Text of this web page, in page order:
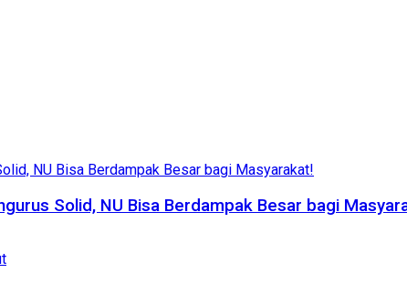
Solid, NU Bisa Berdampak Besar bagi